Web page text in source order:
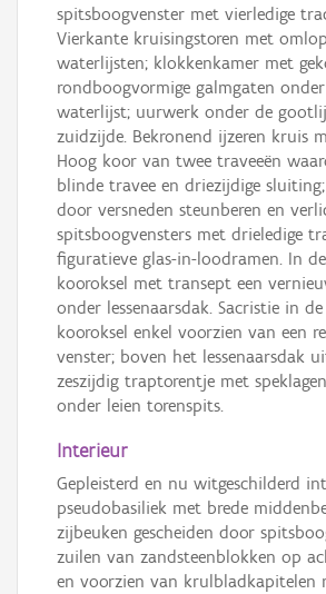
spitsboogvenster met vierledige
Vierkante kruisingstoren met
waterlijsten; klokkenkamer met
rondboogvormige galmgaten
waterlijst; uurwerk onder de
zuidzijde. Bekronend ijzeren kruis
Hoog koor van twee traveeën
blinde travee en driezijdige sluiting;
door versneden steunberen en
spitsboogvensters met drieledige
figuratieve glas-in-loodramen. In
kooroksel met transept een
onder lessenaarsdak. Sacristie in
kooroksel enkel voorzien van een
venster; boven het lessenaarsdak
zeszijdig traptorentje met
onder leien torenspits.
Interieur
Gepleisterd en nu witgeschilderd
pseudobasiliek met brede
zijbeuken gescheiden door
zuilen van zandsteenblokken op
en voorzien van krulbladkapitelen